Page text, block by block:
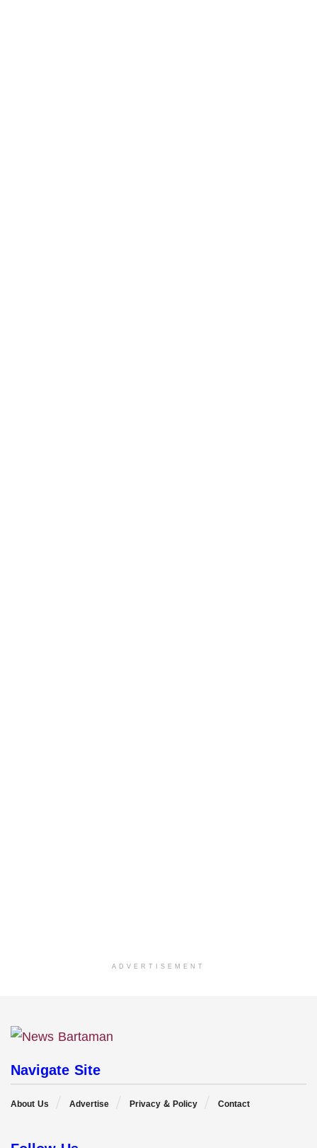
ADVERTISEMENT
Navigate Site
About Us Advertise Privacy & Policy Contact